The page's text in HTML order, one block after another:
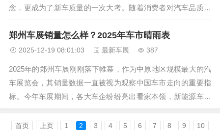
念，更成为了新车质量的一次大考。随着消费者对汽车品质要
求的不断提高，车企在新车质量控制方面面临着前所未有的挑
战。从自主品牌到合资品牌，从传统车企到新势力，各家都在
质量管控上投入了大量资源，...
郑州车展销量怎么样？2025年车市晴雨表
2025-12-19 08:01:03 最新车展 387
2025年的郑州车展刚刚落下帷幕，作为中原地区规模最大的汽
车展览会，其销量数据一直被视为观察中国车市走向的重要指
标。今年车展期间，各大车企纷纷亮出看家本领，新能源车型
破。据初步统计，本届郑州车展累计观展人数突破30万人次，
首页 上页 1 2 3 4 5 6 7 8 9
10